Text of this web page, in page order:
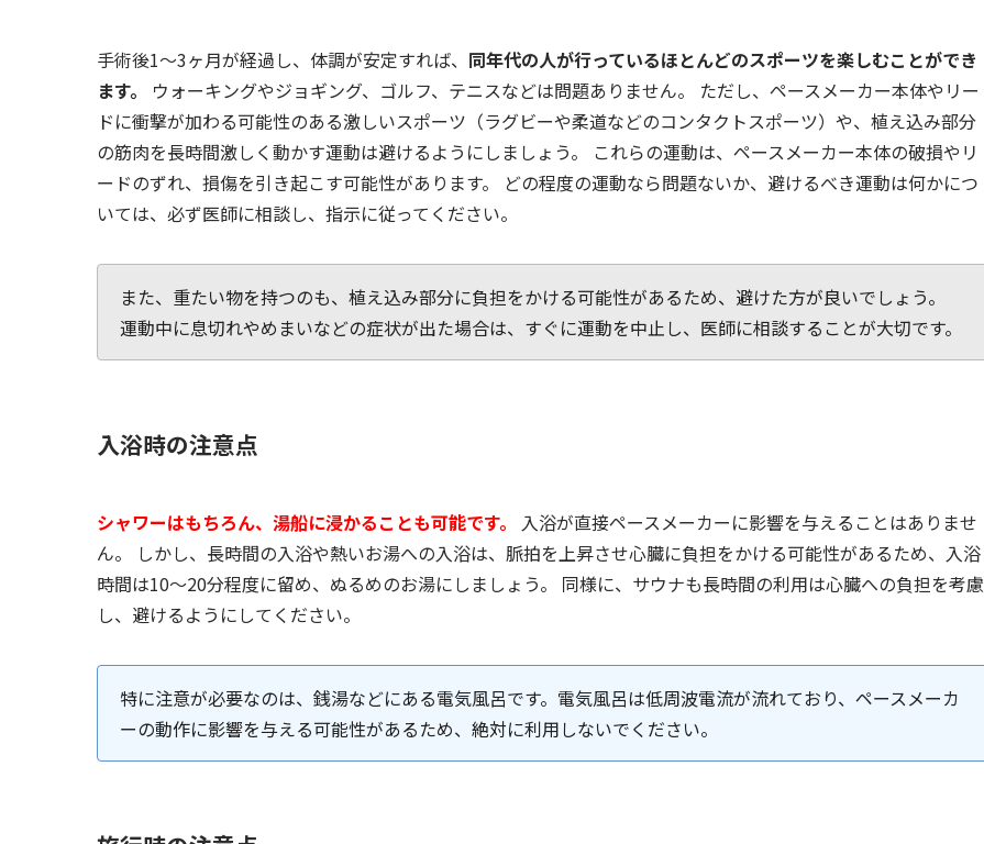
手術後1～3ヶ月が経過し、体調が安定すれば、 同年代の人が行っているほとんどのスポーツを楽しむことができ
ます。
ウォーキングやジョギング、ゴルフ、テニスなどは問題ありません。 ただし、ペースメーカー本体やリー
ドに衝撃が加わる可能性のある激しいスポーツ（ラグビーや柔道などのコンタクトスポーツ）や、植え込み部分
の筋肉を長時間激しく動かす運動は避けるようにしましょう。 これらの運動は、ペースメーカー本体の破損やリ
ードのずれ、損傷を引き起こす可能性があります。 どの程度の運動なら問題ないか、避けるべき運動は何かにつ
いては、必ず医師に相談し、指示に従ってください。
また、重たい物を持つのも、植え込み部分に負担をかける可能性があるため、避けた方が良いでしょう。
運動中に息切れやめまいなどの症状が出た場合は、すぐに運動を中止し、医師に相談することが大切です。
入浴時の注意点
シャワーはもちろん、湯船に浸かることも可能です。
入浴が直接ペースメーカーに影響を与えることはありませ
ん。 しかし、長時間の入浴や熱いお湯への入浴は、脈拍を上昇させ心臓に負担をかける可能性があるため、入浴
時間は10～20分程度に留め、ぬるめのお湯にしましょう。 同様に、サウナも長時間の利用は心臓への負担を考慮
し、避けるようにしてください。
特に注意が必要なのは、銭湯などにある電気風呂です。電気風呂は低周波電流が流れており、ペースメーカ
ーの動作に影響を与える可能性があるため、絶対に利用しないでください。